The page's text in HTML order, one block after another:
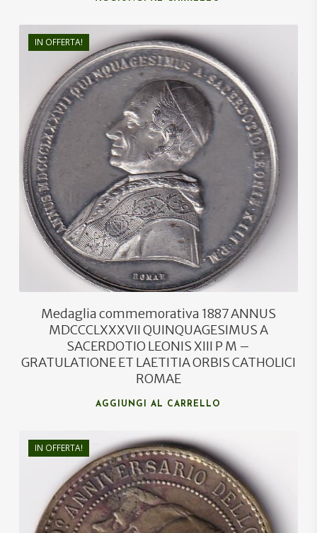
IN OFFERTA!
€35,00
€33,00
Medaglia commemorativa 1887 ANNUS
MDCCCLXXXVII QUINQUAGESIMUS A
SACERDOTIO LEONIS XIII P M –
GRATULATIONE ET LAETITIA ORBIS CATHOLICI
ROMAE
AGGIUNGI AL CARRELLO
IN OFFERTA!